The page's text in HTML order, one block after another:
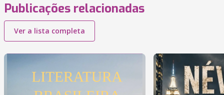
Publicações relacionadas
Ver a lista completa